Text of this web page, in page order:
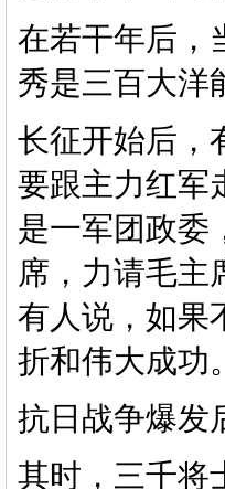
在若干年后，
秀是三百大洋
长征开始后，
要跟主力红军
是一军团政委
席，力请毛主
有人说，如果
折和伟大成功。
抗日战争爆发
其时，三千将